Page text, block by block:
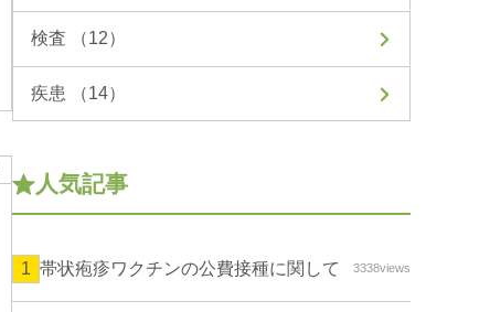
検査 （12）
疾患 （14）
人気記事
帯状疱疹ワクチンの公費接種に関して 3338views